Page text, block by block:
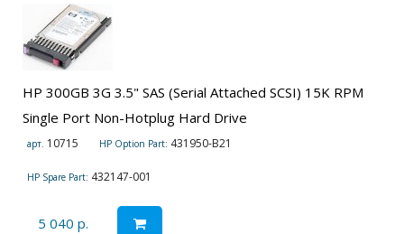
HP 300GB 3G 3.5" SAS (Serial Attached SCSI) 15K RPM
Single Port Non-Hotplug Hard Drive
арт. 10715 HP Option Part: 431950-B21
HP Spare Part: 432147-001
5 040 р.